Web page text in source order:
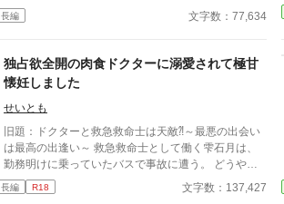
の中でそこで終わったかのように思えた。しかし、死
が私を迎えたとき、不可能なことが起きた――私は同
そして一撃の記憶をそのまま覚えていた。今、二度目
のチャンスを得た私は、ただ一つの使命を持つ――真
実を突き止め、奪われたものを取り戻し、私を破滅さ
せた者たちにその代償を払わせる。もはや、何も以前
のままではない。何も許されない。
長編 文字数：77,634
独占欲全開の肉食ドクターに溺愛されて極甘
懐妊しました
せいとも
旧題：ドクターと救急救命士は天敵⁈～最悪の出会い
は最高の出逢い～ 救急救命士として働く雫石月は、
勤務明けに乗っていたバスで事故に遭う。 どうや
ら、バスの運転手が体調不良になったようだ。 乗客
にAEDを探してきてもらうように頼み、救助活動をし
長編 R18 文字数：137,427